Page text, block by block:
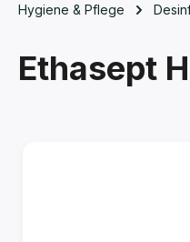
Hygiene & Pflege
Ethasept